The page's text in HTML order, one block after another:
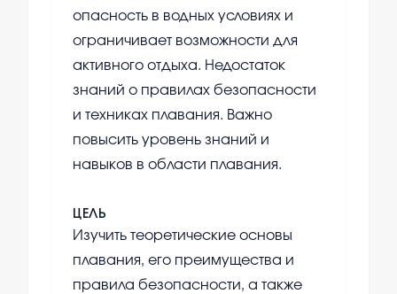
опасность в водных условиях и
ограничивает возможности для
активного отдыха. Недостаток
знаний о правилах безопасности
и техниках плавания. Важно
повысить уровень знаний и
навыков в области плавания.
ЦЕЛЬ
Изучить теоретические основы
плавания, его преимущества и
правила безопасности, а также